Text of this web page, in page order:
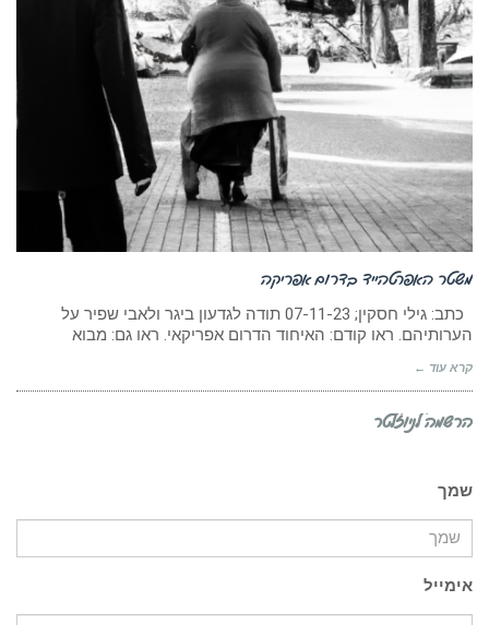
משטר האפרטהייד בדרום אפריקה
כתב: גילי חסקין; ‏07-11-23 תודה לגדעון ביגר ולאבי שפיר על
הערותיהם. ראו קודם: האיחוד הדרום אפריקאי. ראו גם: מבוא
קרא עוד ←
הרשמה לניוזלטר
שמך
אימייל